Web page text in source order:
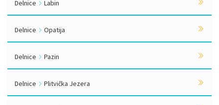
Delnice Labin
Delnice Opatija
Delnice Pazin
Delnice Plitvička Jezera